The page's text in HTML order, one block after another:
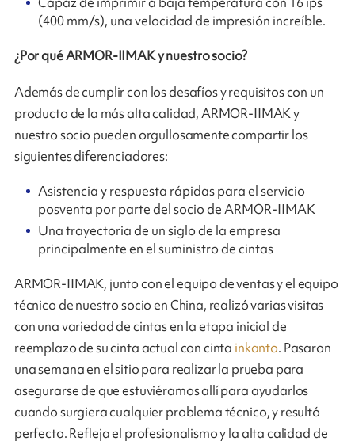
(400 mm/s), una velocidad de impresión increíble.
¿Por qué ARMOR-IIMAK y nuestro socio?
Además de cumplir con los desafíos y requisitos con un
producto de la más alta calidad, ARMOR-IIMAK y
nuestro socio pueden orgullosamente compartir los
siguientes diferenciadores:
Asistencia y respuesta rápidas para el servicio
posventa por parte del socio de ARMOR-IIMAK
Una trayectoria de un siglo de la empresa
principalmente en el suministro de cintas
ARMOR-IIMAK, junto con el equipo de ventas y el equipo
técnico de nuestro socio en China, realizó varias visitas
con una variedad de cintas en la etapa inicial de
reemplazo de su cinta actual con cinta inkanto. Pasaron
una semana en el sitio para realizar la prueba para
asegurarse de que estuviéramos allí para ayudarlos
cuando surgiera cualquier problema técnico, y resultó
perfecto. Refleja el profesionalismo y la alta calidad de